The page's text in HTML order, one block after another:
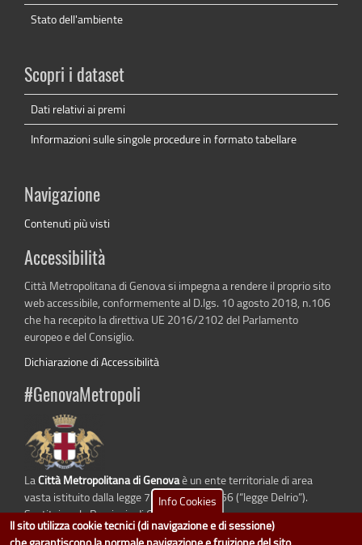
Stato dell'ambiente
Scopri i dataset
Dati relativi ai premi
Informazioni sulle singole procedure in formato tabellare
Navigazione
Contenuti più visti
Accessibilità
Città Metropolitana di Genova si impegna a rendere il proprio sito
web accessibile, conformemente al D.lgs. 10 agosto 2018, n.106
che ha recepito la direttiva UE 2016/2102 del Parlamento
europeo e del Consiglio.
Dichiarazione di Accessibilità
#GenovaMetropoli
LaCittà Metropolitana di Genovaè un ente territoriale di area
vasta istituito dalla legge 7 aprile 2014 n. 56 (“legge Delrio”).
Sostituisce la Provincia di Genova.
Info Cookies
Il sito utilizza cookie tecnici (di navigazione e di sessione)